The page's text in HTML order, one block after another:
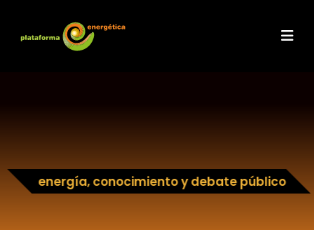
energía, conocimiento y debate público